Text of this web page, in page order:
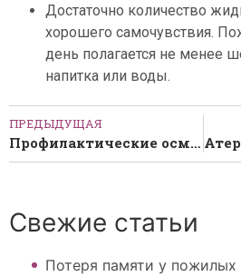
Достаточно количество
хорошего самочувствия.
день полагается не менее
напитка или воды.
ПРЕДЫДУЩАЯ
Профилактические осмотры и их значение для пожилого человека
Свежие статьи
Потеря памяти у